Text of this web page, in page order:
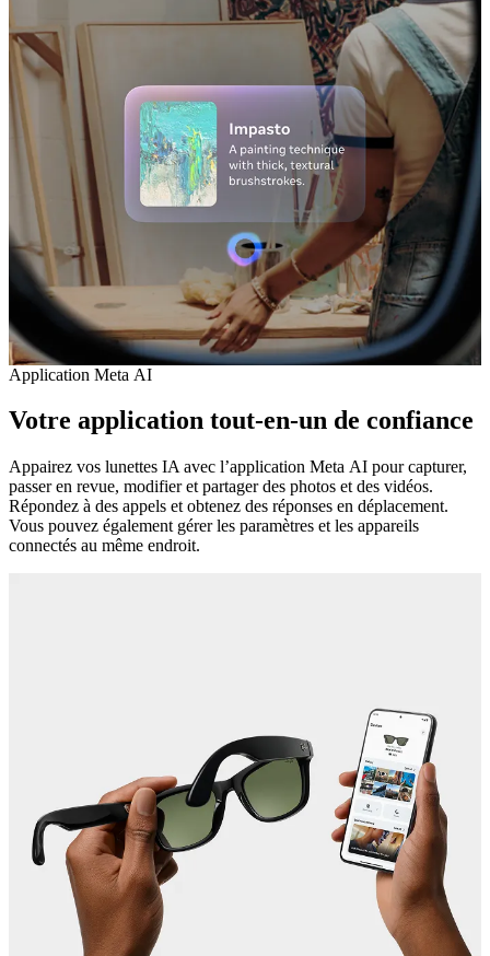
Application Meta AI
Votre application tout-en-un de confiance
Appairez vos lunettes IA avec l’application Meta AI pour capturer,
passer en revue, modifier et partager des photos et des vidéos.
Répondez à des appels et obtenez des réponses en déplacement.
Vous pouvez également gérer les paramètres et les appareils
connectés au même endroit.